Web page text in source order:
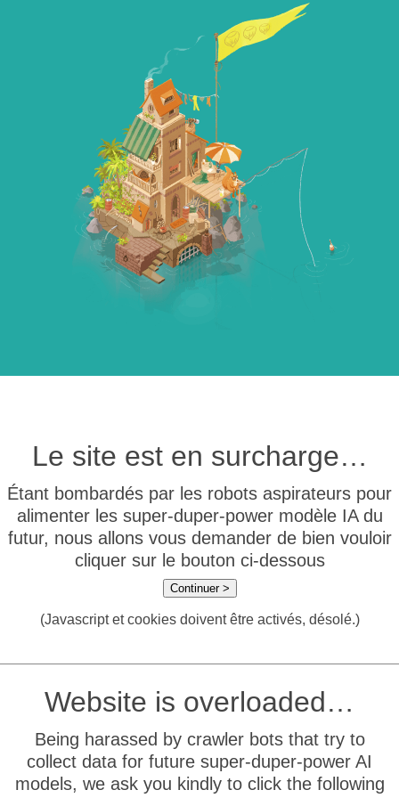
Le site est en surcharge…
Étant bombardés par les robots aspirateurs pour
alimenter les super-duper-power modèle IA du
futur, nous allons vous demander de bien vouloir
cliquer sur le bouton ci-dessous
Continuer >
(Javascript et cookies doivent être activés, désolé.)
Website is overloaded…
Being harassed by crawler bots that try to
collect data for future super-duper-power AI
models, we ask you kindly to click the following